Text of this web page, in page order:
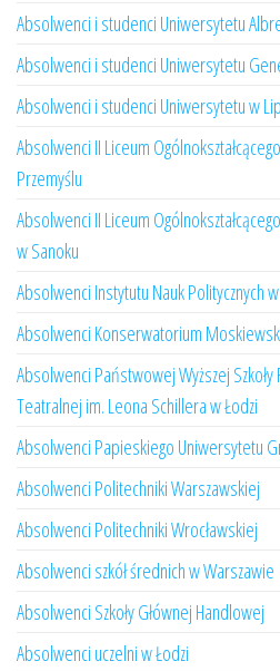
Absolwenci i studenci Uniwersytetu
Absolwenci i studenci Uniwersytetu
Absolwenci i studenci Uniwersytetu w
Absolwenci II Liceum
Przemyślu
Absolwenci II Liceum
w Sanoku
Absolwenci Instytutu Nauk Politycznych
Absolwenci Konserwatorium
Absolwenci Państwowej Wyższej
Teatralnej im. Leona Schillera w Łodzi
Absolwenci Papieskiego Uniwersytetu
Absolwenci Politechniki Warszawskiej
Absolwenci Politechniki Wrocławskiej
Absolwenci szkół średnich w Warszawie
Absolwenci Szkoły Głównej Handlowej
Absolwenci uczelni w Łodzi